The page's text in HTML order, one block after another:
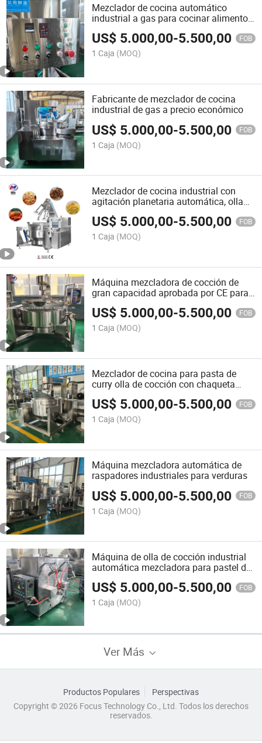
Mezclador de cocina automático
industrial a gas para cocinar alimentos,
mezclador de cocina para salsa de
chile y frijoles
US$ 5.000,00-5.500,00 FOB
1 Caja (MOQ)
Fabricante de mezclador de cocina
industrial de gas a precio económico
US$ 5.000,00-5.500,00 FOB
1 Caja (MOQ)
Mezclador de cocina industrial con
agitación planetaria automática, olla
con chaqueta de vapor para salsa de
chile
US$ 5.000,00-5.500,00 FOB
1 Caja (MOQ)
Máquina mezcladora de cocción de
gran capacidad aprobada por CE para
la elaboración de mermelada y salsa
US$ 5.000,00-5.500,00 FOB
1 Caja (MOQ)
Mezclador de cocina para pasta de
curry olla de cocción con chaqueta
automática equipo de cocina
US$ 5.000,00-5.500,00 FOB
1 Caja (MOQ)
Máquina mezcladora automática de
raspadores industriales para verduras
US$ 5.000,00-5.500,00 FOB
1 Caja (MOQ)
Máquina de olla de cocción industrial
automática mezcladora para pastel de
arroz frito
US$ 5.000,00-5.500,00 FOB
1 Caja (MOQ)
Ver Más
Productos Populares
Perspectivas
Copyright © 2026 Focus Technology Co., Ltd. Todos los derechos
reservados.